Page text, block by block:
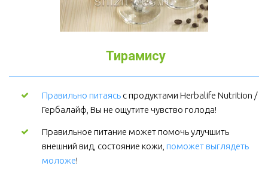
Тирамису
Правильно питаясь с продуктами Herbalife Nutrition /
Гербалайф, Вы не ощутите чувство голода!
Правильное питание может помочь улучшить
внешний вид, состояние кожи, поможет выглядеть
моложе!